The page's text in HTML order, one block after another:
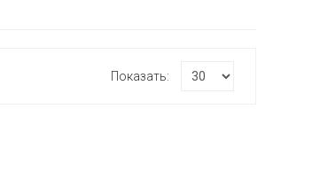
Показать: